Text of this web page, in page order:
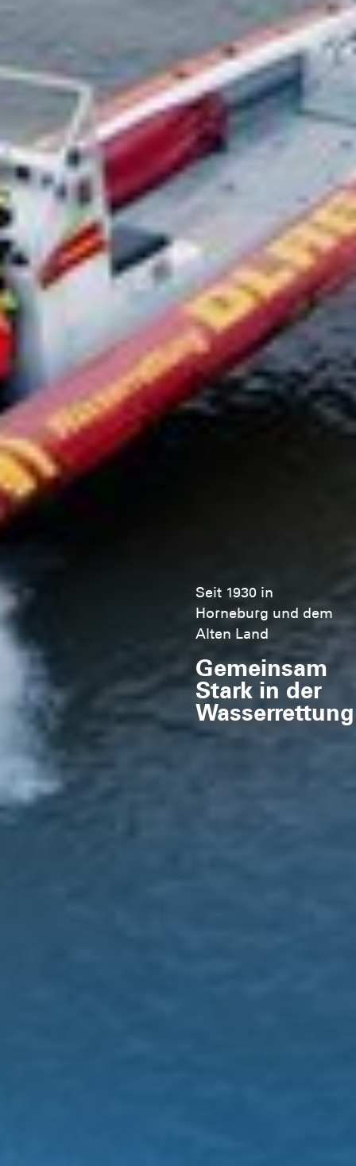
Seit 1930 in
Horneburg und dem
Alten Land
Gemeinsam
Stark in der
Wasserrettung